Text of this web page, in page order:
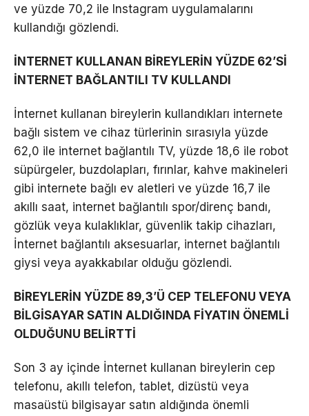
ve yüzde 70,2 ile Instagram uygulamalarını
kullandığı gözlendi.
İNTERNET KULLANAN BİREYLERİN YÜZDE 62’Sİ
İNTERNET BAĞLANTILI TV KULLANDI
İnternet kullanan bireylerin kullandıkları internete
bağlı sistem ve cihaz türlerinin sırasıyla yüzde
62,0 ile internet bağlantılı TV, yüzde 18,6 ile robot
süpürgeler, buzdolapları, fırınlar, kahve makineleri
gibi internete bağlı ev aletleri ve yüzde 16,7 ile
akıllı saat, internet bağlantılı spor/direnç bandı,
gözlük veya kulaklıklar, güvenlik takip cihazları,
İnternet bağlantılı aksesuarlar, internet bağlantılı
giysi veya ayakkabılar olduğu gözlendi.
BİREYLERİN YÜZDE 89,3’Ü CEP TELEFONU VEYA
BİLGİSAYAR SATIN ALDIĞINDA FİYATIN ÖNEMLİ
OLDUĞUNU BELİRTTİ
Son 3 ay içinde İnternet kullanan bireylerin cep
telefonu, akıllı telefon, tablet, dizüstü veya
masaüstü bilgisayar satın aldığında önemli